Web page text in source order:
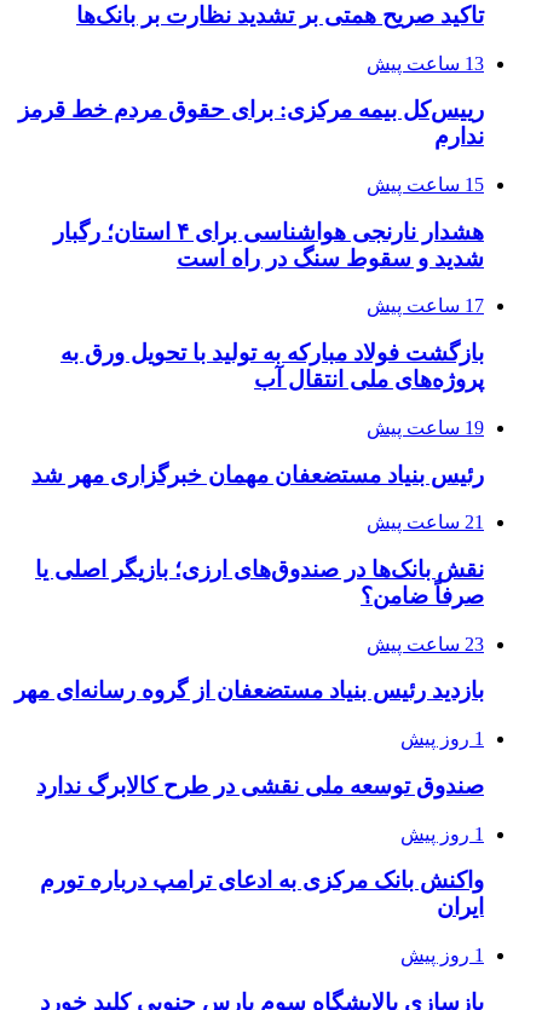
تاکید صریح همتی بر تشدید نظارت بر بانک‌ها
13 ساعت پیش
رییس‌کل بیمه مرکزی: برای حقوق مردم خط قرمز
ندارم
15 ساعت پیش
هشدار نارنجی هواشناسی برای ۴ استان؛ رگبار
شدید و سقوط سنگ در راه است
17 ساعت پیش
بازگشت فولاد مبارکه به تولید با تحویل ورق به
پروژه‌های ملی انتقال آب
19 ساعت پیش
رئیس بنیاد مستضعفان مهمان خبرگزاری مهر شد
21 ساعت پیش
نقش بانک‌ها در صندوق‌های ارزی؛ بازیگر اصلی یا
صرفاً ضامن؟
23 ساعت پیش
بازدید رئیس بنیاد مستضعفان از گروه رسانه‌ای مهر
1 روز پیش
صندوق توسعه ملی نقشی در طرح کالابرگ ندارد
1 روز پیش
واکنش بانک مرکزی به ادعای ترامپ درباره تورم
ایران
1 روز پیش
بازسازی پالایشگاه سوم پارس جنوبی کلید خورد